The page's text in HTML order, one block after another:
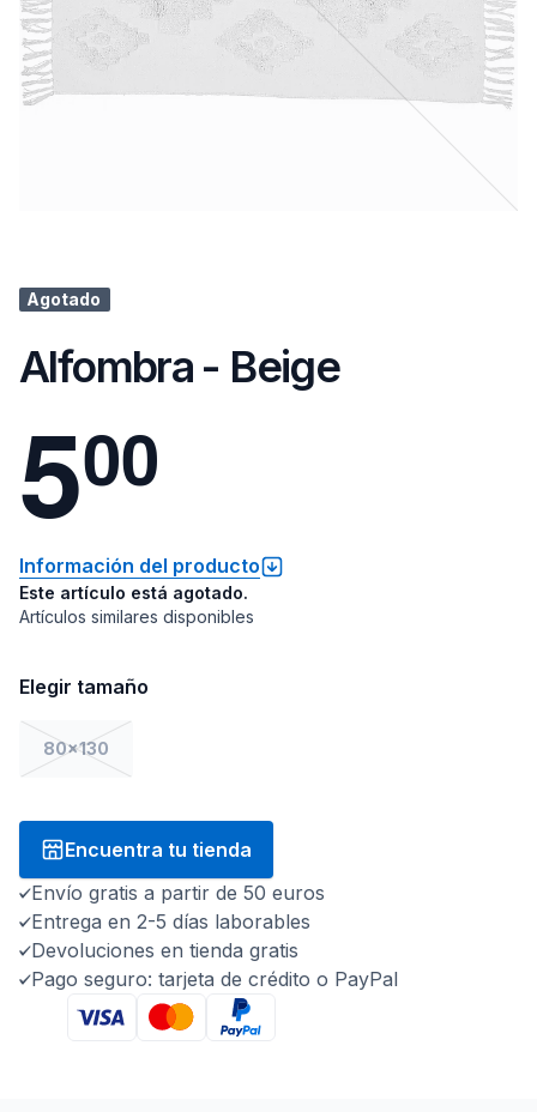
Agotado
Alfombra - Beige
500
Información del producto
Este artículo está agotado.
Artículos similares disponibles
Elegir tamaño
80x130
Encuentra tu tienda
Envío gratis a partir de 50 euros
Entrega en 2-5 días laborables
Devoluciones en tienda gratis
Pago seguro: tarjeta de crédito o PayPal